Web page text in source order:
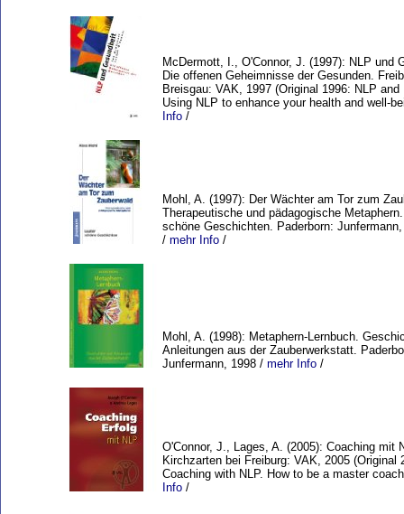
McDermott, I., O'Connor, J. (1997): NLP und
Die offenen Geheimnisse der Gesunden.
Breisgau: VAK, 1997 (Original 1996: NLP and
Using NLP to enhance your health and well-
Info /
Mohl, A. (1997): Der Wächter am Tor zum
Therapeutische und pädagogische
schöne Geschichten. Paderborn:
/ mehr Info /
Mohl, A. (1998): Metaphern-Lernbuch.
Anleitungen aus der Zauberwerkstatt.
Junfermann, 1998 / mehr Info /
O'Connor, J., Lages, A. (2005): Coaching mit
Kirchzarten bei Freiburg: VAK, 2005 (Original
Coaching with NLP. How to be a master
Info /